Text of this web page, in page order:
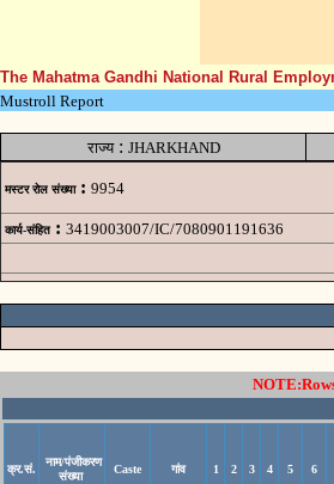
The Mahatma Gandhi National Rural
Mustroll Report
राज्य: JHARKHAND
मस्टर रोल संख्या : 9954
कार्य-संहित : 3419003007/IC/7080901191636
क्र.सं.
नाम/पंजीकरण
संख्या
Caste गांव 1 2 3 4 5 6